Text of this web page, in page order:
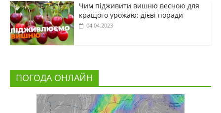
Чим підживити вишню весною для
кращого урожаю: дієві поради
04.04.2023
ПОГОДА ОНЛАЙН